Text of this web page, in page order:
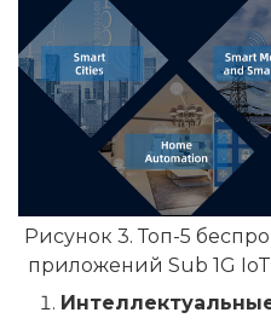
Рисунок 3. Топ-5
приложений Sub 1G